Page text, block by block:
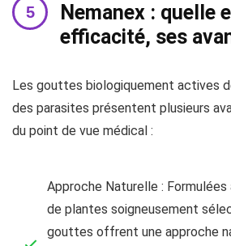
Nemanex : quelle
efficacité, ses
Les gouttes biologiquement actives
des parasites présentent plusieurs
du point de vue médical :
Approche Naturelle : Formulées
de plantes soigneusement
gouttes offrent une approche